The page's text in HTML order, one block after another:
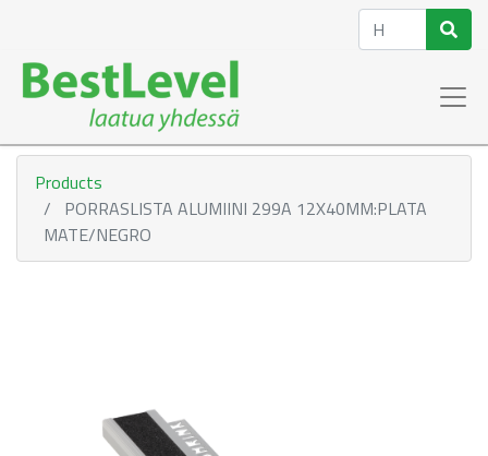
Products
PORRASLISTA ALUMIINI 299A 12X40MM:PLATA
MATE/NEGRO